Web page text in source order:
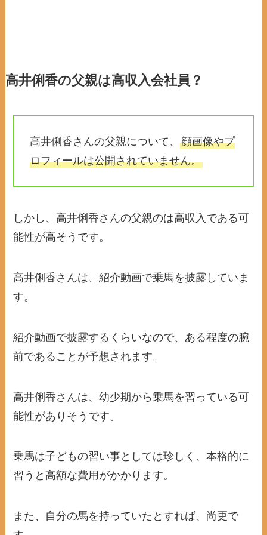
高井俐香の父親は高収入会社員？
高井俐香さんの父親について、顔画像やプ
ロフィールは公開されていません。
しかし、高井俐香さんの父親のは高収入である可
能性が高そうです。
高井俐香さんは、紹介動画で乗馬を披露していま
す。
紹介動画で披露するくらいなので、ある程度の腕
前であることが予想されます。
高井俐香さんは、幼少期から乗馬を習っている可
能性がありそうです。
乗馬は子どもの習い事としては珍しく、本格的に
習うと高額な費用がかかります。
また、自分の馬を持っていたとすれば、尚更で